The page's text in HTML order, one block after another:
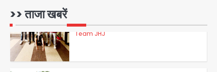
>> ताजा खबरें
5
Team JHJ